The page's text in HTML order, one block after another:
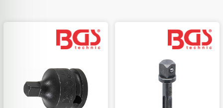
Orodje za kolesa